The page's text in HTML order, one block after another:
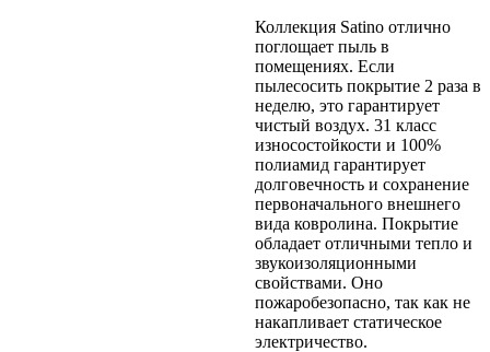
Коллекция Satino отлично
поглощает пыль в
помещениях. Если
пылесосить покрытие 2 раза в
неделю, это гарантирует
чистый воздух. 31 класс
износостойкости и 100%
полиамид гарантирует
долговечность и сохранение
первоначального внешнего
вида ковролина. Покрытие
обладает отличными тепло и
звукоизоляционными
свойствами. Оно
пожаробезопасно, так как не
накапливает статическое
электричество.